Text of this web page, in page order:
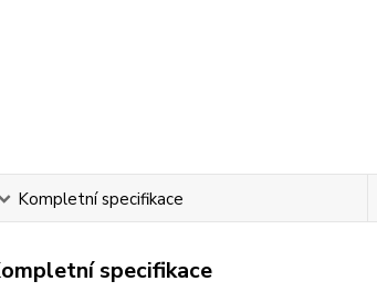
Kompletní specifikace
specifikace